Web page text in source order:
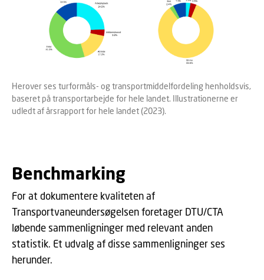
Herover ses turformåls- og transportmiddelfordeling henholdsvis,
baseret på transportarbejde for hele landet. Illustrationerne er
udledt af årsrapport for hele landet (2023).
Benchmarking
For at dokumentere kvaliteten af
Transportvaneundersøgelsen foretager DTU/CTA
løbende sammenligninger med relevant anden
statistik. Et udvalg af disse sammenligninger ses
herunder.